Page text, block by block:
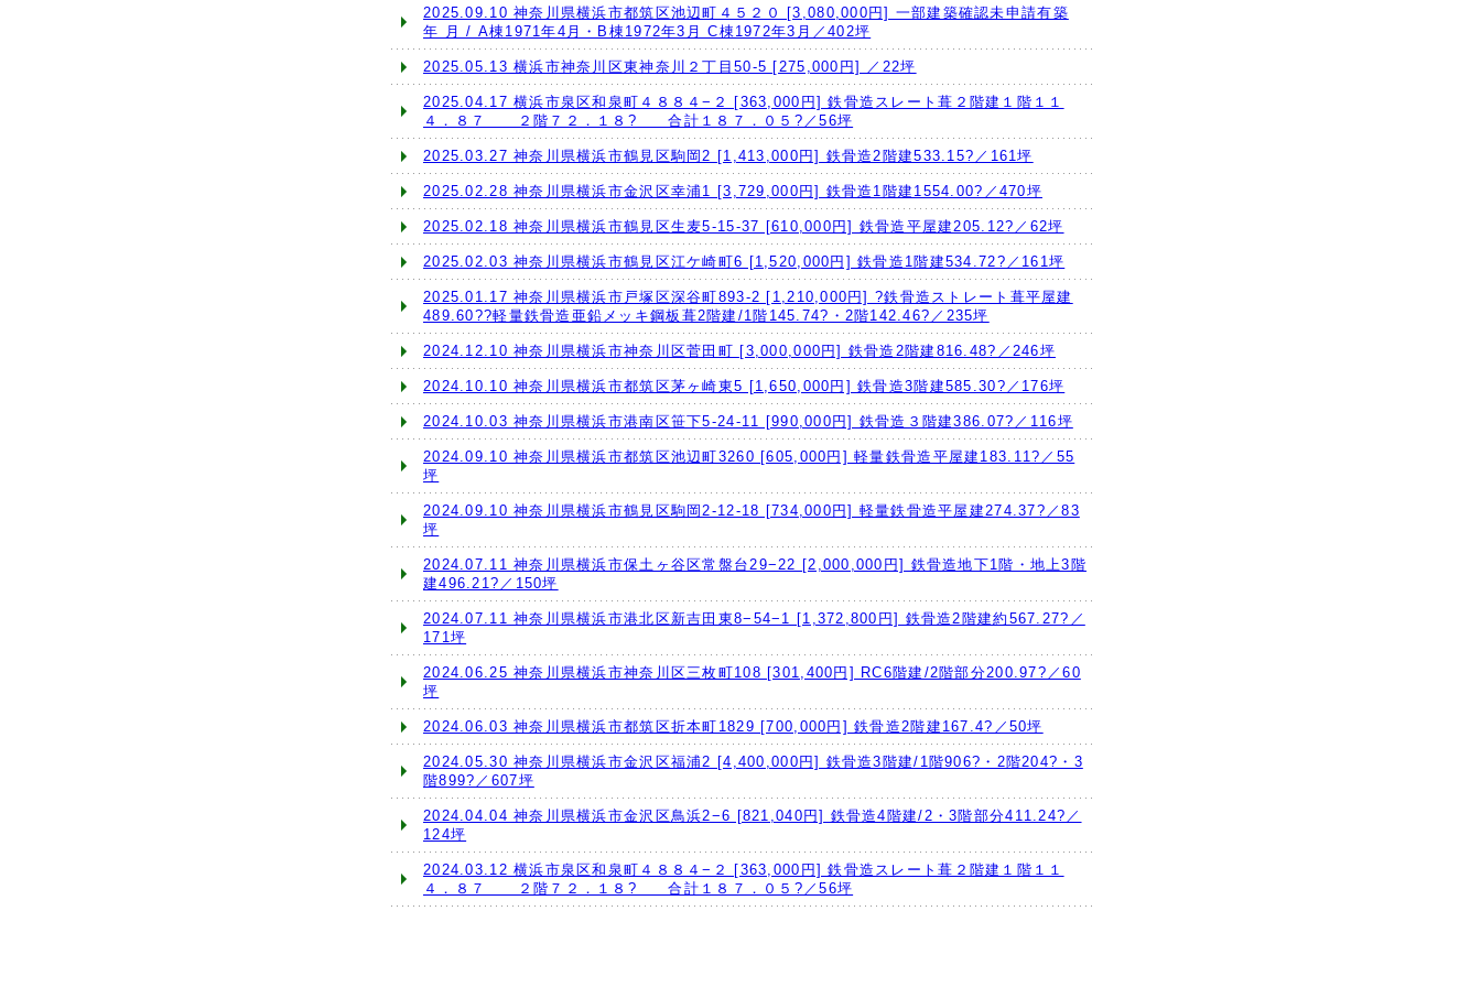
2025.09.10 神奈川県横浜市都筑区池辺町４５２０ [3,080,000円] 一部建築確認未申請有築
年 月 / A棟1971年4月・B棟1972年3月 C棟1972年3月／402坪
2025.05.13 横浜市神奈川区東神奈川２丁目50-5 [275,000円] ／22坪
2025.04.17 横浜市泉区和泉町４８８４−２ [363,000円] 鉄骨造スレート葺２階建１階１１
４．８７ ２階７２．１８? 合計１８７．０５?／56坪
2025.03.27 神奈川県横浜市鶴見区駒岡2 [1,413,000円] 鉄骨造2階建533.15?／161坪
2025.02.28 神奈川県横浜市金沢区幸浦1 [3,729,000円] 鉄骨造1階建1554.00?／470坪
2025.02.18 神奈川県横浜市鶴見区生麦5-15-37 [610,000円] 鉄骨造平屋建205.12?／62坪
2025.02.03 神奈川県横浜市鶴見区江ケ崎町6 [1,520,000円] 鉄骨造1階建534.72?／161坪
2025.01.17 神奈川県横浜市戸塚区深谷町893-2 [1,210,000円] ?鉄骨造ストレート葺平屋建
489.60??軽量鉄骨造亜鉛メッキ鋼板葺2階建/1階145.74?・2階142.46?／235坪
2024.12.10 神奈川県横浜市神奈川区菅田町 [3,000,000円] 鉄骨造2階建816.48?／246坪
2024.10.10 神奈川県横浜市都筑区茅ヶ崎東5 [1,650,000円] 鉄骨造3階建585.30?／176坪
2024.10.03 神奈川県横浜市港南区笹下5-24-11 [990,000円] 鉄骨造３階建386.07?／116坪
2024.09.10 神奈川県横浜市都筑区池辺町3260 [605,000円] 軽量鉄骨造平屋建183.11?／55
坪
2024.09.10 神奈川県横浜市鶴見区駒岡2-12-18 [734,000円] 軽量鉄骨造平屋建274.37?／83
坪
2024.07.11 神奈川県横浜市保土ヶ谷区常盤台29−22 [2,000,000円] 鉄骨造地下1階・地上3階
建496.21?／150坪
2024.07.11 神奈川県横浜市港北区新吉田東8−54−1 [1,372,800円] 鉄骨造2階建約567.27?／
171坪
2024.06.25 神奈川県横浜市神奈川区三枚町108 [301,400円] RC6階建/2階部分200.97?／60
坪
2024.06.03 神奈川県横浜市都筑区折本町1829 [700,000円] 鉄骨造2階建167.4?／50坪
2024.05.30 神奈川県横浜市金沢区福浦2 [4,400,000円] 鉄骨造3階建/1階906?・2階204?・3
階899?／607坪
2024.04.04 神奈川県横浜市金沢区鳥浜2−6 [821,040円] 鉄骨造4階建/2・3階部分411.24?／
124坪
2024.03.12 横浜市泉区和泉町４８８４−２ [363,000円] 鉄骨造スレート葺２階建１階１１
４．８７ ２階７２．１８? 合計１８７．０５?／56坪